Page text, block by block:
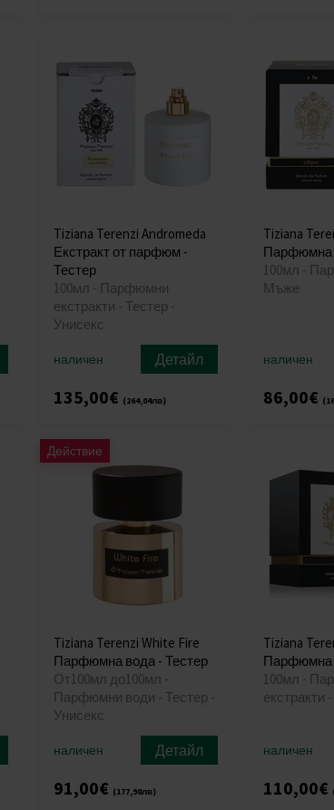
Tiziana Terenzi Andromeda
Екстракт от парфюм -
Тестер
100мл - Парфюмни
екстракти - Тестер -
Унисекс
наличен Детайл
135,00€ (264,04лв)
Tiziana
Парфюмна
100мл -
Мъже
наличен
86,00€
Действие
Tiziana Terenzi White Fire
Парфюмна вода - Тестер
От100мл до100мл -
Парфюмни води - Тестер -
Унисекс
наличен Детайл
91,00€ (177,98лв)
Tiziana
Парфюмна
100мл -
екстракти
наличен
110,00€